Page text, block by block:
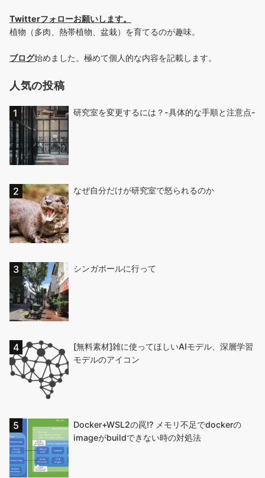
Twitterフォローお願いします。
植物（多肉、熱帯植物、盆栽）を育てるのが趣味。
ブログ始めました。極めて個人的な内容を記載します。
人気の投稿
研究室を変更するには？-具体的な手順と注意点-
なぜ自分だけが研究室で怒られるのか
シンガポールに行って
[無料素材]雑に使ってほしいAIモデル、深層学習
モデルのアイコン
Docker+WSL2の罠!? メモリ不足でdockerの
imageがbuildできない時の対処法